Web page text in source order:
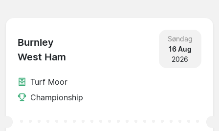
Burnley
West Ham
Søndag
16 Aug
2026
Turf Moor
Championship